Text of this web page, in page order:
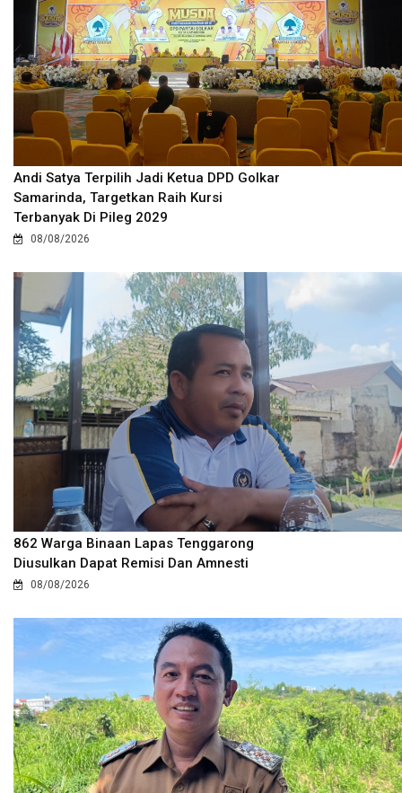
Andi Satya Terpilih Jadi Ketua DPD Golkar
Samarinda, Targetkan Raih Kursi
Terbanyak Di Pileg 2029
08/08/2026
862 Warga Binaan Lapas Tenggarong
Diusulkan Dapat Remisi Dan Amnesti
08/08/2026